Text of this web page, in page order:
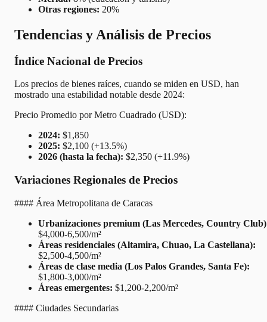
Otras regiones: 20%
Tendencias y Análisis de Precios
Índice Nacional de Precios
Los precios de bienes raíces, cuando se miden en USD, han
mostrado una estabilidad notable desde 2024:
Precio Promedio por Metro Cuadrado (USD):
2024: $1,850
2025: $2,100 (+13.5%)
2026 (hasta la fecha): $2,350 (+11.9%)
Variaciones Regionales de Precios
#### Área Metropolitana de Caracas
Urbanizaciones premium (Las Mercedes, Country
$4,000-6,500/m²
Áreas residenciales (Altamira, Chuao, La Castellana):
$2,500-4,500/m²
Áreas de clase media (Los Palos Grandes, Santa Fe):
$1,800-3,000/m²
Áreas emergentes: $1,200-2,200/m²
#### Ciudades Secundarias